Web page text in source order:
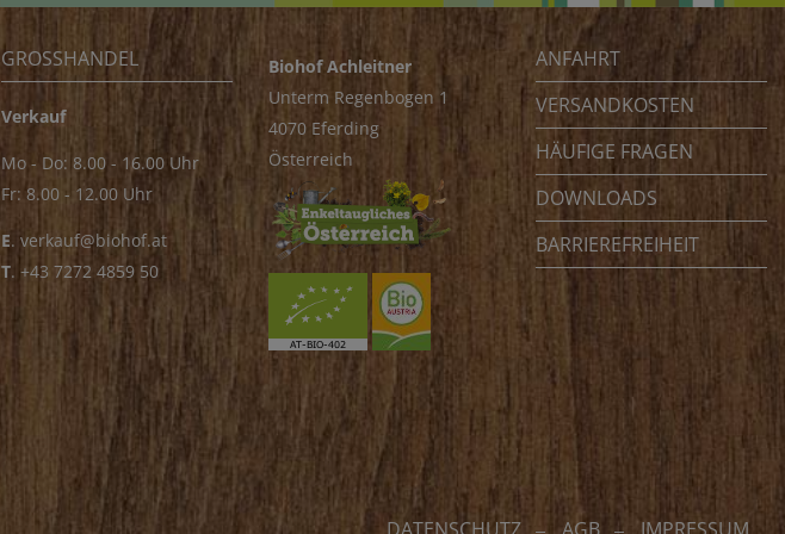
GROSSHANDEL
Verkauf
Mo - Do: 8.00 - 16.00 Uhr
Fr: 8.00 - 12.00 Uhr
E. verkauf@biohof.at
T. +43 7272 4859 50
Biohof Achleitner
Unterm Regenbogen 1
4070 Eferding
Österreich
ANFAHRT
VERSANDKOSTEN
HÄUFIGE FRAGEN
DOWNLOADS
BARRIEREFREIHEIT